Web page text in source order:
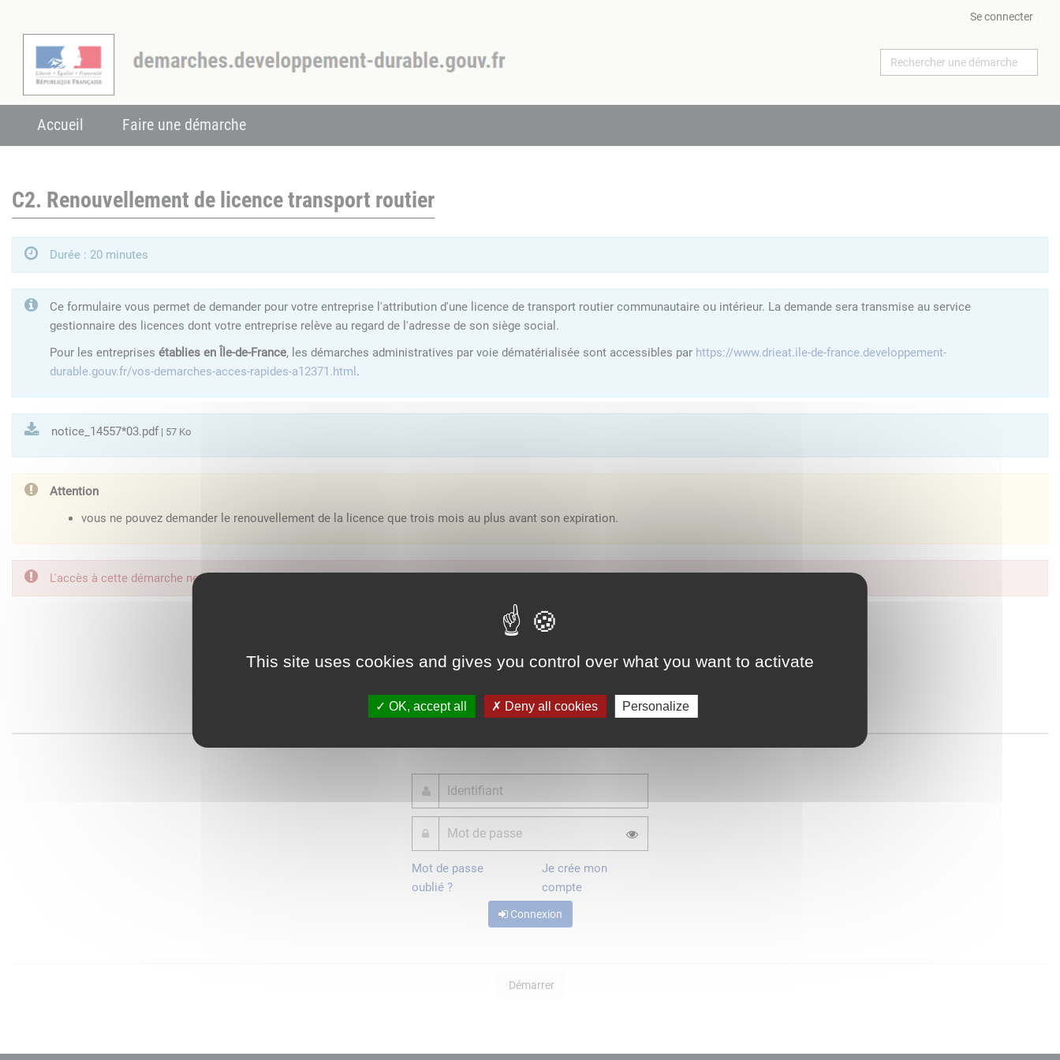
This site uses cookies and gives you control over what you want to activate
OK, accept all Deny all cookies Personalize
Se connecter
Accueil Faire une démarche
C2. Renouvellement de licence transport routier
Durée : 20 minutes
Ce formulaire vous permet de demander pour votre entreprise l'attribution d'une licence de transport routier communautaire ou intérieur. La demande sera transmise au service
gestionnaire des licences dont votre entreprise relève au regard de l'adresse de son siège social.
Pour les entreprises établies en Île-de-France, les démarches administratives par voie dématérialisée sont accessibles par https://www.drieat.ile-de-france.developpement-
durable.gouv.fr/vos-demarches-acces-rapides-a12371.html .
notice_14557*03.pdf | 57 Ko
Attention
vous ne pouvez demander le renouvellement de la licence que trois mois au plus avant son expiration.
L'accès à cette démarche ne vous est pas autorisé. Afin d'y avoir accès, vous devez
FranceConnect est la solution proposée par l'Etat pour sécuriser et simplifier la connexion à vos services en ligne.
Qu'est-ce que FranceConnect ?
Mot de passe
oublié ?
Je crée mon
compte
Connexion
Démarrer